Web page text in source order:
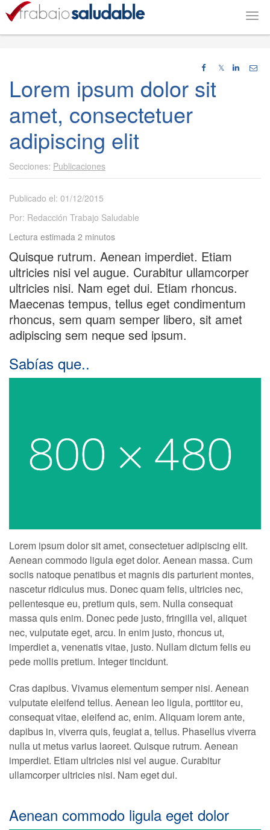
𝕏
Lorem ipsum dolor sit
amet, consectetuer
adipiscing elit
Publicaciones
Publicado el: 01/12/2015
Por: Redacción Trabajo Saludable
Lectura estimada 2 minutos
Quisque rutrum. Aenean imperdiet. Etiam
ultricies nisi vel augue. Curabitur ullamcorper
ultricies nisi. Nam eget dui. Etiam rhoncus.
Maecenas tempus, tellus eget condimentum
rhoncus, sem quam semper libero, sit amet
adipiscing sem neque sed ipsum.
Sabías que..
Lorem ipsum dolor sit amet, consectetuer adipiscing elit.
Aenean commodo ligula eget dolor. Aenean massa. Cum
sociis natoque penatibus et magnis dis parturient montes,
nascetur ridiculus mus. Donec quam felis, ultricies nec,
pellentesque eu, pretium quis, sem. Nulla consequat
massa quis enim. Donec pede justo, fringilla vel, aliquet
nec, vulputate eget, arcu. In enim justo, rhoncus ut,
imperdiet a, venenatis vitae, justo. Nullam dictum felis eu
pede mollis pretium. Integer tincidunt.
Cras dapibus. Vivamus elementum semper nisi. Aenean
vulputate eleifend tellus. Aenean leo ligula, porttitor eu,
consequat vitae, eleifend ac, enim. Aliquam lorem ante,
dapibus in, viverra quis, feugiat a, tellus. Phasellus viverra
nulla ut metus varius laoreet. Quisque rutrum. Aenean
imperdiet. Etiam ultricies nisi vel augue. Curabitur
ullamcorper ultricies nisi. Nam eget dui.
Aenean commodo ligula eget dolor